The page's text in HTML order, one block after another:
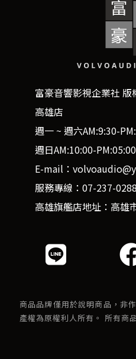
富豪音響影視企業社 版
高雄店
週一 ~ 週六AM:9:30-
週日AM:10:00-PM:05:00
E-mail：
服務專線：07-237-
高雄旗艦店地址：高雄
商品品牌僅用於說明商品，非
產權為原權利人所有。 所有商